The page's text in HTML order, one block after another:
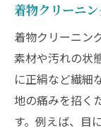
着物クリーニ
着物クリーニン
素材や汚れの状
に正絹など繊細
地の痛みを招く
す。例えば、目